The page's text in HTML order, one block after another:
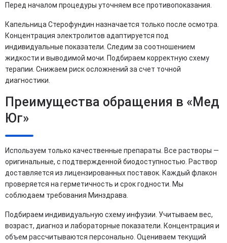
Перед началом процедуры уточняем все противопоказания.
Капельница Стерофундин назначается только после осмотра.
Концентрация электролитов адаптируется под
индивидуальные показатели. Следим за соотношением
жидкости и выводимой мочи. Подбираем корректную схему
терапии. Снижаем риск осложнений за счет точной
диагностики.
Преимущества обращения в «Мед
Юг»
Используем только качественные препараты. Все растворы —
оригинальные, с подтвержденной биодоступностью. Раствор
доставляется из лицензированных поставок. Каждый флакон
проверяется на герметичность и срок годности. Мы
соблюдаем требования Минздрава.
Подбираем индивидуальную схему инфузии. Учитываем вес,
возраст, диагноз и лабораторные показатели. Концентрация и
объем рассчитываются персонально. Оцениваем текущий